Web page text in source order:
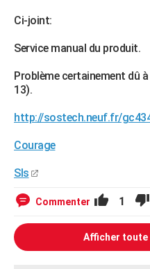
Ci-joint:
Service manual du produit.
Problème certainement dû
13).
http://sostech.neuf.fr/
Courage
Sls
Commenter 1
Afficher toute